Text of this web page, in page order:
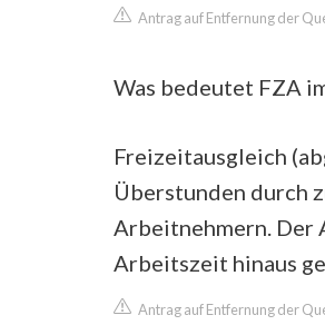
Antrag auf Entfernung der
Was bedeutet FZA
Freizeitausgleich
Überstunden durch
Arbeitnehmern. Der
Arbeitszeit hinaus
Antrag auf Entfernung der